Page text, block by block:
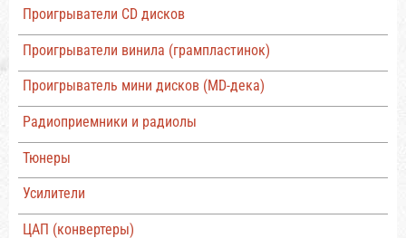
Проигрыватели CD дисков
Проигрыватели винила (грампластинок)
Проигрыватель мини дисков (MD-дека)
Радиоприемники и радиолы
Тюнеры
Усилители
ЦАП (конвертеры)